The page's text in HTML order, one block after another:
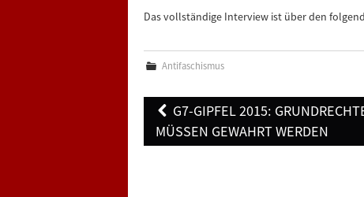
Das vollständige Interview ist über den
Antifaschismus
Post
navigation
G7-GIPFEL 2015:
MÜSSEN GEWAHRT WERDEN